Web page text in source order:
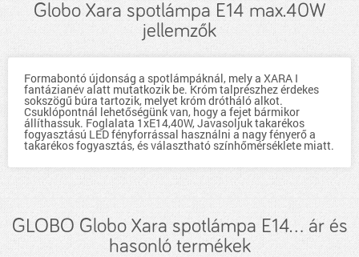
Globo Xara spotlámpa E14 max.40W
jellemzők
Formabontó újdonság a spotlámpáknál, mely a XARA I
fantázianév alatt mutatkozik be. Króm talprészhez érdekes
sokszögű búra tartozik, melyet króm drótháló alkot.
Csuklópontnál lehetőségünk van, hogy a fejet bármikor
állíthassuk. Foglalata 1xE14,40W, Javasoljuk takarékos
fogyasztású LED fényforrással használni a nagy fényerő a
takarékos fogyasztás, és választható színhőmérséklete miatt.
GLOBO Globo Xara spotlámpa E14... ár és
hasonló termékek